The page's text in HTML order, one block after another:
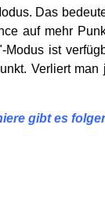
Das
auf mehr
Modus ist
Verliert
gibt es